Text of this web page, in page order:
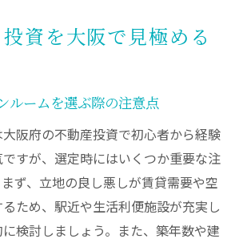
資を大阪で見極める
ルームを選ぶ際の注意点
阪府の不動産投資で初心者から経験
すが、選定時にはいくつか重要な注
ず、立地の良し悪しが賃貸需要や空
ため、駅近や生活利便施設が充実し
検討しましょう。また、築年数や建